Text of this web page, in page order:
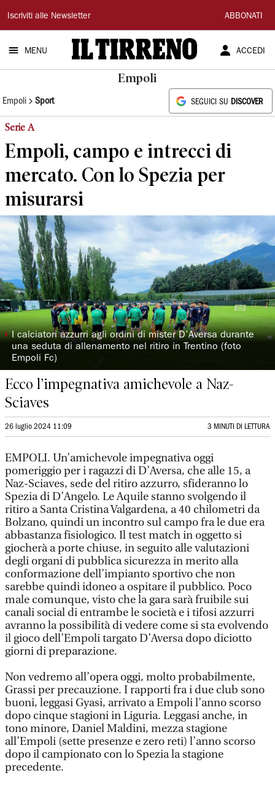
Il
Tirreno
Iscriviti alle Newsletter ABBONATI
MENU ACCEDI
Empoli
Empoli Sport SEGUICI SU DISCOVER
Serie A
Empoli, campo e intrecci di
mercato. Con lo Spezia per
misurarsi
◗I calciatori azzurri agli ordini di mister D’Aversa durante
una seduta di allenamento nel ritiro in Trentino (foto
Empoli Fc)
Ecco l’impegnativa amichevole a Naz-
Sciaves
26 luglio 2024 11:09 3 MINUTI DI LETTURA
EMPOLI. Un’amichevole impegnativa oggi
pomeriggio per i ragazzi di D’Aversa, che alle 15, a
Naz-Sciaves, sede del ritiro azzurro, sfideranno lo
Spezia di D’Angelo. Le Aquile stanno svolgendo il
ritiro a Santa Cristina Valgardena, a 40 chilometri da
Bolzano, quindi un incontro sul campo fra le due era
abbastanza fisiologico. Il test match in oggetto si
giocherà a porte chiuse, in seguito alle valutazioni
degli organi di pubblica sicurezza in merito alla
conformazione dell’impianto sportivo che non
sarebbe quindi idoneo a ospitare il pubblico. Poco
male comunque, visto che la gara sarà fruibile sui
canali social di entrambe le società e i tifosi azzurri
avranno la possibilità di vedere come si sta evolvendo
il gioco dell’Empoli targato D’Aversa dopo diciotto
giorni di preparazione.
Non vedremo all’opera oggi, molto probabilmente,
Grassi per precauzione. I rapporti fra i due club sono
buoni, leggasi Gyasi, arrivato a Empoli l’anno scorso
dopo cinque stagioni in Liguria. Leggasi anche, in
tono minore, Daniel Maldini, mezza stagione
all’Empoli (sette presenze e zero reti) l’anno scorso
dopo il campionato con lo Spezia la stagione
precedente.